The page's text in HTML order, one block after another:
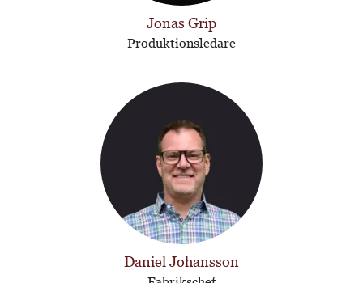
Jonas Grip
Produktionsledare
Daniel Johansson